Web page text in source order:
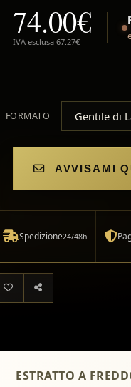
74.00€
IVA esclusa 67.27€
FORMATO
AVVISAMI
Spedizione24/48h
ESTRATTO A